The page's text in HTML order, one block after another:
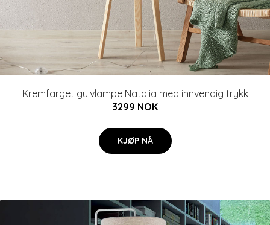
Kremfarget gulvlampe Natalia med innvendig trykk
3299 NOK
KJØP NÅ